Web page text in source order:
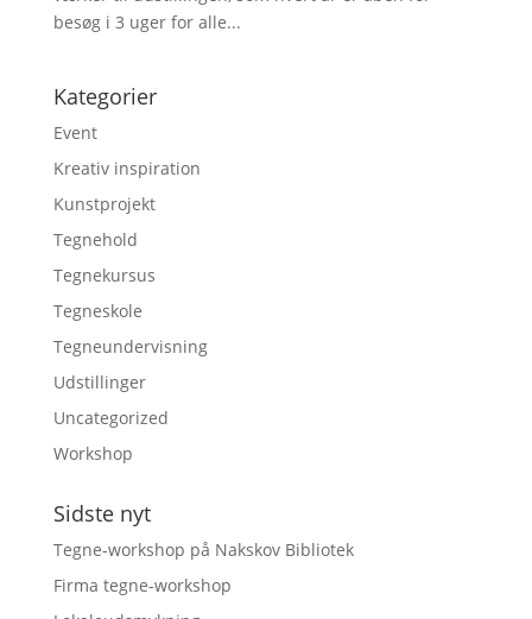
besøg i 3 uger for alle...
Kategorier
Event
Kreativ inspiration
Kunstprojekt
Tegnehold
Tegnekursus
Tegneskole
Tegneundervisning
Udstillinger
Uncategorized
Workshop
Sidste nyt
Tegne-workshop på Nakskov Bibliotek
Firma tegne-workshop